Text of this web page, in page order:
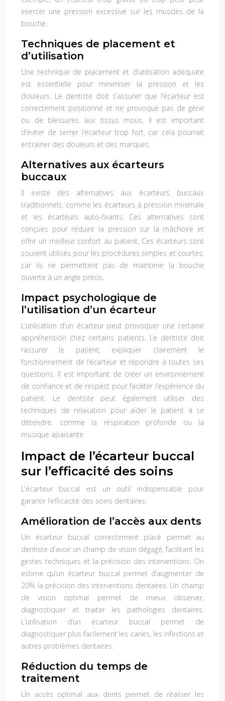
exercer une pression excessive sur les muscles de la
bouche.
Techniques de placement et
d’utilisation
Une technique de placement et d’utilisation adéquate
est essentielle pour minimiser la pression et les
douleurs. Le dentiste doit s’assurer que l’écarteur est
correctement positionné et ne provoque pas de gêne
ou de blessures aux tissus mous. Il est important
d’éviter de serrer l’écarteur trop fort, car cela pourrait
entrainer des douleurs et des marques.
Alternatives aux écarteurs
buccaux
Il existe des alternatives aux écarteurs buccaux
traditionnels, comme les écarteurs à pression minimale
et les écarteurs auto-fixants. Ces alternatives sont
conçues pour réduire la pression sur la mâchoire et
offrir un meilleur confort au patient. Ces écarteurs sont
souvent utilisés pour les procédures simples et courtes,
car ils ne permettent pas de maintenir la bouche
ouverte à un angle précis.
Impact psychologique de
l’utilisation d’un écarteur
L’utilisation d’un écarteur peut provoquer une certaine
appréhension chez certains patients. Le dentiste doit
rassurer le patient, expliquer clairement le
fonctionnement de l’écarteur et répondre à toutes ses
questions. Il est important de créer un environnement
de confiance et de respect pour faciliter l’expérience du
patient. Le dentiste peut également utiliser des
techniques de relaxation pour aider le patient à se
détendre, comme la respiration profonde ou la
musique apaisante.
Impact de l’écarteur buccal
sur l’efficacité des soins
L’écarteur buccal est un outil indispensable pour
garantir l’efficacité des soins dentaires.
Amélioration de l’accès aux dents
Un écarteur buccal correctement placé permet au
dentiste d’avoir un champ de vision dégagé, facilitant les
gestes techniques et la précision des interventions. On
estime qu’un écarteur buccal permet d’augmenter de
20% la précision des interventions dentaires. Un champ
de vision optimal permet de mieux observer,
diagnostiquer et traiter les pathologies dentaires.
L’utilisation d’un écarteur buccal permet de
diagnostiquer plus facilement les caries, les infections et
autres problèmes dentaires.
Réduction du temps de
traitement
Un accès optimal aux dents permet de réaliser les